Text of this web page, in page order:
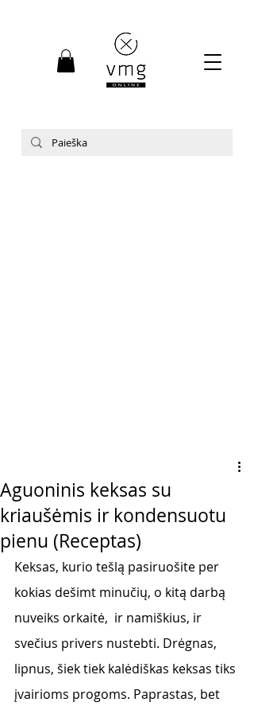
Aguoninis keksas su
kriaušėmis ir kondensuotu
pienu (Receptas)
Keksas, kurio tešlą pasiruošite per
kokias dešimt minučių, o kitą darbą
nuveiks orkaitė,  ir namiškius, ir
svečius privers nustebti. Drėgnas,
lipnus, šiek tiek kalėdiškas keksas tiks
įvairioms progoms. Paprastas, bet